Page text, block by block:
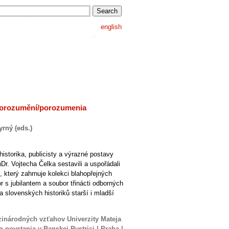
english
porozumenia
(eds.)
publicisty a výrazné postavy
Vojtecha Čelka sestavili a uspořádali
zahrnuje kolekci blahopřejných
jubilantem a soubor třinácti odborných
slovenských historiků starší i mladší
vzťahov Univerzity Mateja